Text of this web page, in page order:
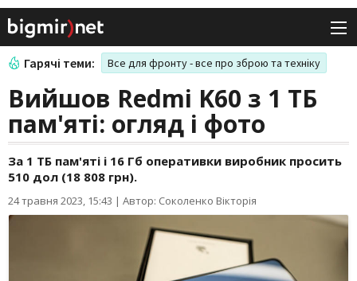
Гарячі теми: Все для фронту - все про зброю та техніку
Вийшов Redmi K60 з 1 ТБ
пам'яті: огляд і фото
За 1 ТБ пам'яті і 16 Гб оперативки виробник просить
510 дол (18 808 грн).
24 травня 2023, 15:43 | Автор: Соколенко Вікторія